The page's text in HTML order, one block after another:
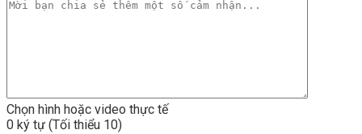
Chọn hình hoặc video thực tế
0 ký tự (Tối thiểu 10)